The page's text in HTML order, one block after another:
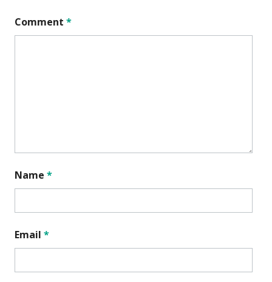
Comment *
Name *
Email *